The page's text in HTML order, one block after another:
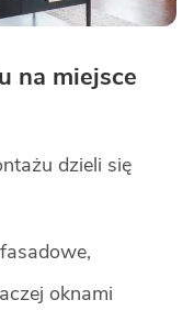
na miejsce
dzieli się
oknami